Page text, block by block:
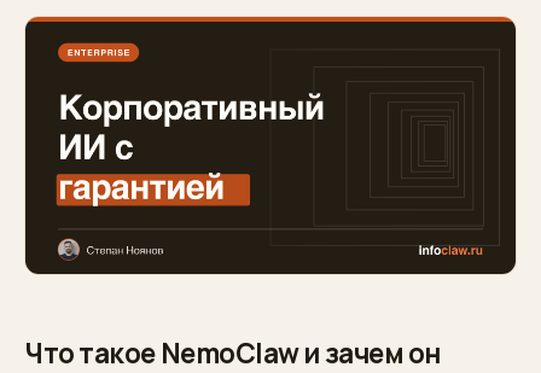
Что такое NemoClaw и зачем он